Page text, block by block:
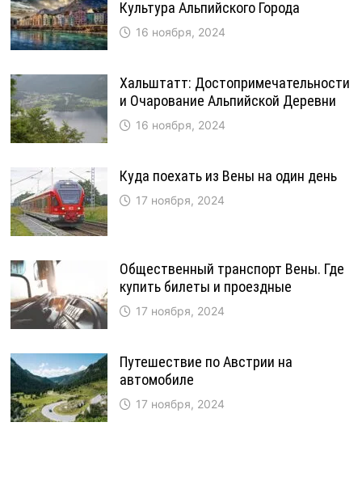
Культура Альпийского Города
16 ноября, 2024
Хальштатт: Достопримечательности
и Очарование Альпийской Деревни
16 ноября, 2024
Куда поехать из Вены на один день
17 ноября, 2024
Общественный транспорт Вены. Где
купить билеты и проездные
17 ноября, 2024
Путешествие по Австрии на
автомобиле
17 ноября, 2024